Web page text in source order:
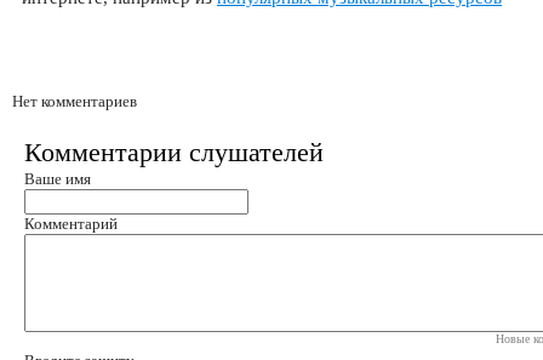
Нет комментариев
Комментарии слушателей
Ваше имя
Комментарий
Новые